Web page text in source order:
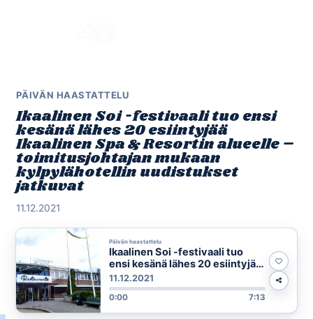
PÄIVÄN HAASTATTELU
Ikaalinen Soi -festivaali tuo ensi
kesänä lähes 20 esiintyjää
Ikaalinen Spa & Resortin alueelle –
toimitusjohtajan mukaan
kylpylähotellin uudistukset
jatkuvat
11.12.2021
Päivän haastattelu
Ikaalinen Soi -festivaali tuo
ensi kesänä lähes 20 esiintyjää
Ikaalinen Spa & Resortin
alueelle – toimitusjohtajan
mukaan kylpylähotellin
uudistukset jatkuvat
11.12.2021
0:00 7:13